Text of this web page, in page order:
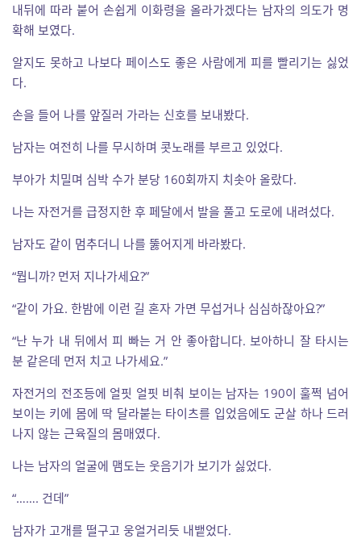
내뒤에 따라 붙어 손쉽게 이화령을 올라가겠다는 남자의 의도가 명
확해 보였다.
알지도 못하고 나보다 페이스도 좋은 사람에게 피를 빨리기는 싫었
다.
손을 들어 나를 앞질러 가라는 신호를 보내봤다.
남자는 여전히 나를 무시하며 콧노래를 부르고 있었다.
부아가 치밀며 심박 수가 분당 160회까지 치솟아 올랐다.
나는 자전거를 급정지한 후 페달에서 발을 풀고 도로에 내려섰다.
남자도 같이 멈추더니 나를 뚫어지게 바라봤다.
“뭡니까? 먼저 지나가세요?”
“같이 가요. 한밤에 이런 길 혼자 가면 무섭거나 심심하잖아요?”
“난 누가 내 뒤에서 피 빠는 거 안 좋아합니다. 보아하니 잘 타시는
분 같은데 먼저 치고 나가세요.”
자전거의 전조등에 얼핏 얼핏 비춰 보이는 남자는 190이 훌쩍 넘어
보이는 키에 몸에 딱 달라붙는 타이츠를 입었음에도 군살 하나 드러
나지 않는 근육질의 몸매였다.
나는 남자의 얼굴에 맴도는 웃음기가 보기가 싫었다.
“……. 건데”
남자가 고개를 떨구고 웅얼거리듯 내뱉었다.